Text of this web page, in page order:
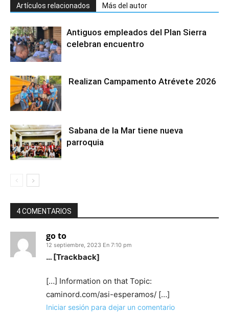
Artículos relacionados Más del autor
Antiguos empleados del Plan Sierra
celebran encuentro
Realizan Campamento Atrévete 2026
Sabana de la Mar tiene nueva
parroquia
4 COMENTARIOS
go to
12 septiembre, 2023 En 7:10 pm
… [Trackback]
[…] Information on that Topic:
caminord.com/asi-esperamos/ […]
Iniciar sesión para dejar un comentario